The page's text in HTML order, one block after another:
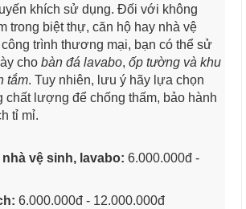
khích sử dụng. Đối với không
trong biệt thự, căn hộ hay nhà vệ
trình thương mại, bạn có thể sử
cho bàn đá lavabo, ốp tường và khu
tắm. Tuy nhiên, lưu ý hãy lựa chọn
chất lượng để chống thấm, bảo hành
tỉ mỉ.
vệ sinh, lavabo: 6.000.000đ -
6.000.000đ - 12.000.000đ